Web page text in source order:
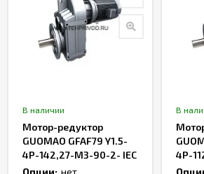
В наличии
Мотор-редуктор
GUOMAO GFAF79 Y1.5-
4P-142,27-M3-90-2- IEC
Опции: нет
В
4P-
IEC